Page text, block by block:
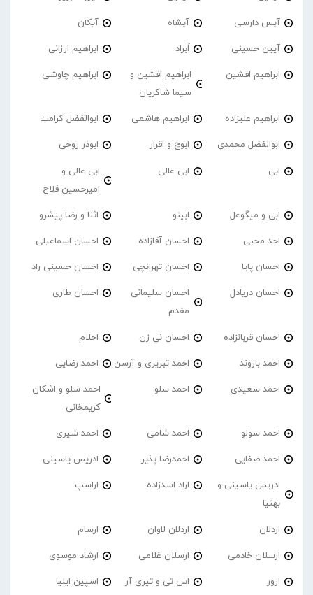
آیس دارسی آیشاه آیکان
آیین حسینی اَبراد ابراهیم ارزانی
ابراهیم افشین
ابراهیم افشین و
سیما شاکریان
ابراهیم چاوشی
ابراهیم علیزاده ابراهیم هاشمی ابوالفضل کرامت
ابوالفضل محمدی ابوچ و اقرار ابوذر روحی
ابی ابی عالی
ابی عالی و
امیرحسین فلاح
ابی و میگوعل ابینو اثنا و رضا پیشرو
احد محبی احسان آقازاده احسان اسماعیلی
احسان پایا احسان تهرانچی احسان حسینی راد
احسان دریادل
احسان سلیمانی
مقدم
احسان طاری
احسان قربانزاده احسان نی زن احلام
احمد بازوند احمد تبریزی و آرسن احمد‌ رضایی
احمد سعیدی احمد سلو
احمد سلو و اشکان
کریمخانی
احمد سولو احمد شامی احمد شیری
احمد صفایی احمدرضا پذیر ادریس یاسینی
ادریس یاسینی و
بهنیا
اراد اسدزاده اراسپ
اردلان اردلان لاوان ارسام
ارسلان خادمی ارسلان غلامی ارشاد موسوی
ارور اس تی و تیری آر اسپین ایلیا